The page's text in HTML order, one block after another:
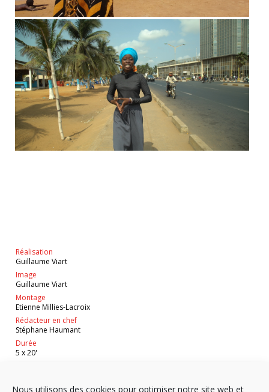
Nous utilisons des cookies pour optimiser notre site web et
Réalisation
Guillaume Viart
Image
Guillaume Viart
Montage
Etienne Millies-Lacroix
Rédacteur en chef
Stéphane Haumant
Durée
5 x 20'